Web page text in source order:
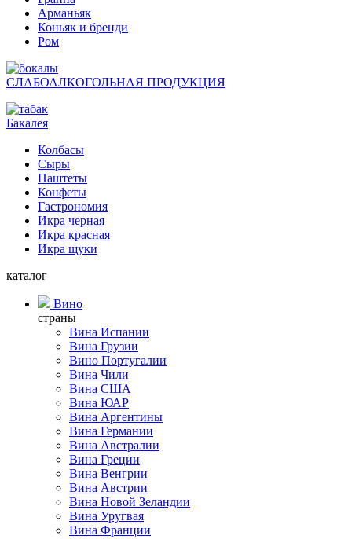
Арманьяк
Коньяк и бренди
Ром
СЛАБОАЛКОГОЛЬНАЯ ПРОДУКЦИЯ
Бакалея
Колбасы
Сыры
Паштеты
Конфеты
Гастрономия
Икра черная
Икра красная
Икра щуки
каталог
Вино
страны
Вина Испании
Вина Грузии
Вино Португалии
Вина Чили
Вина США
Вина ЮАР
Вина Аргентины
Вина Германии
Вина Австралии
Вина Греции
Вина Венгрии
Вина Австрии
Вина Новой Зеландии
Вина Уругвая
Вина Франции